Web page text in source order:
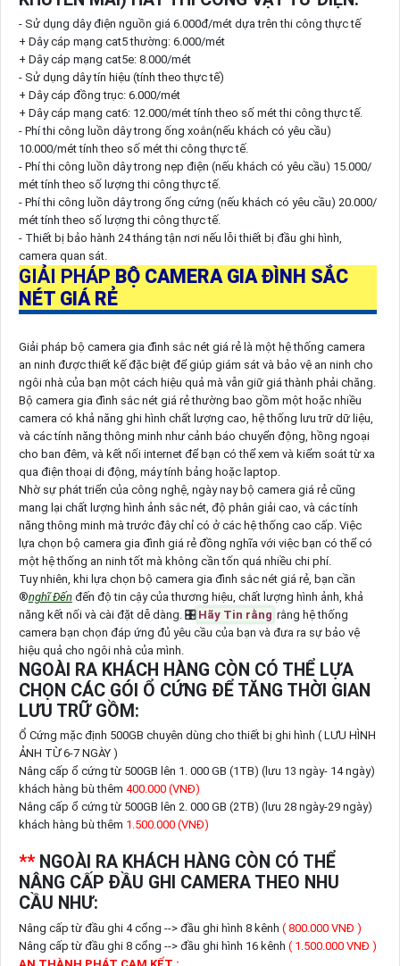
- Sử dụng dây điện nguồn giá 6.000đ/mét dựa trên thi công thực tế
+ Dây cáp mạng cat5 thường: 6.000/mét
+ Dây cáp mạng cat5e: 8.000/mét
- Sử dụng dây tín hiệu (tính theo thực tế)
+ Dây cáp đồng trục: 6.000/mét
+ Dây cáp mạng cat6: 12.000/mét tính theo số mét thi công thực tế.
- Phí thi công luồn dây trong ống xoắn(nếu khách có yêu cầu)
10.000/mét tính theo số mét thi công thực tế.
- Phí thi công luồn dây trong nẹp điện (nếu khách có yêu cầu) 15.000/
mét tính theo số lượng thi công thực tế.
- Phí thi công luồn dây trong ống cứng (nếu khách có yêu cầu) 20.000/
mét tính theo số lượng thi công thực tế.
- Thiết bị bảo hành 24 tháng tận nơi nếu lỗi thiết bị đầu ghi hình,
camera quan sát.
GIẢI PHÁP BỘ CAMERA GIA ĐÌNH SẮC
NÉT GIÁ RẺ
Giải pháp bộ camera gia đình sắc nét giá rẻ là một hệ thống camera
an ninh được thiết kế đặc biệt để giúp giám sát và bảo vệ an ninh cho
ngôi nhà của bạn một cách hiệu quả mà vẫn giữ giá thành phải chăng.
Bộ camera gia đình sắc nét giá rẻ thường bao gồm một hoặc nhiều
camera có khả năng ghi hình chất lượng cao, hệ thống lưu trữ dữ liệu,
và các tính năng thông minh như cảnh báo chuyển động, hồng ngoại
cho ban đêm, và kết nối internet để bạn có thể xem và kiểm soát từ xa
qua điện thoại di động, máy tính bảng hoặc laptop.
Nhờ sự phát triển của công nghệ, ngày nay bộ camera giá rẻ cũng
mang lại chất lượng hình ảnh sắc nét, độ phân giải cao, và các tính
năng thông minh mà trước đây chỉ có ở các hệ thống cao cấp. Việc
lựa chọn bộ camera gia đình giá rẻ đồng nghĩa với việc bạn có thể có
một hệ thống an ninh tốt mà không cần tốn quá nhiều chi phí.
Tuy nhiên, khi lựa chọn bộ camera gia đình sắc nét giá rẻ, bạn cần
®️nghĩ Đếnđến độ tin cậy của thương hiệu, chất lượng hình ảnh, khả
năng kết nối và cài đặt dễ dàng. 🎛 Hãy Tin rằng rằng hệ thống
camera bạn chọn đáp ứng đủ yêu cầu của bạn và đưa ra sự bảo vệ
hiệu quả cho ngôi nhà của mình.
NGOÀI RA KHÁCH HÀNG CÒN CÓ THỂ LỰA
CHỌN CÁC GÓI Ổ CỨNG ĐỂ TĂNG THỜI GIAN
LƯU TRỮ GỒM:
Ổ Cứng mặc định 500GB chuyên dùng cho thiết bị ghi hình ( LƯU HÌNH
ẢNH TỪ 6-7 NGÀY )
Nâng cấp ổ cứng từ 500GB lên 1. 000 GB (1TB) (lưu 13 ngày- 14 ngày)
khách hàng bù thêm 400.000 (VNĐ)
Nâng cấp ổ cứng từ 500GB lên 2. 000 GB (2TB) (lưu 28 ngày-29 ngày)
khách hàng bù thêm 1.500.000 (VNĐ)
**NGOÀI RA KHÁCH HÀNG CÒN CÓ THỂ
NÂNG CẤP ĐẦU GHI CAMERA THEO NHU
CẦU NHƯ:
Nâng cấp từ đầu ghi 4 cổng --> đầu ghi hình 8 kênh ( 800.000 VNĐ )
Nâng cấp từ đầu ghi 8 cổng --> đầu ghi hình 16 kênh ( 1.500.000 VNĐ )